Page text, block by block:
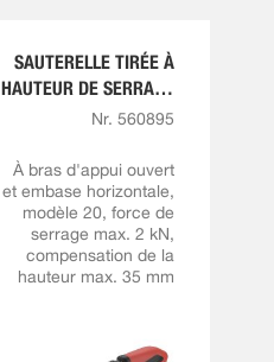
SAUTERELLE TIRÉE À
HAUTEUR DE SERRAGE
VARIABLE
Nr. 560895
À bras d'appui ouvert
et embase horizontale,
modèle 20, force de
serrage max. 2 kN,
compensation de la
hauteur max. 35 mm